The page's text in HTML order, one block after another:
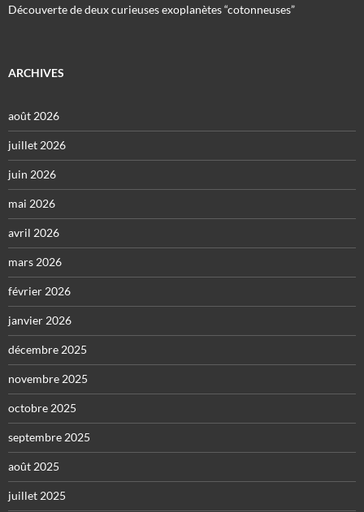
Découverte de deux curieuses exoplanètes “cotonneuses”
ARCHIVES
août 2026
juillet 2026
juin 2026
mai 2026
avril 2026
mars 2026
février 2026
janvier 2026
décembre 2025
novembre 2025
octobre 2025
septembre 2025
août 2025
juillet 2025